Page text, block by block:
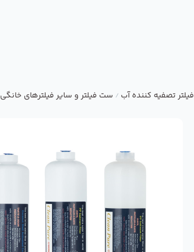
فیلتر تصفیه کننده آب / ست فیلتر و سایر فیلترهای خانگی